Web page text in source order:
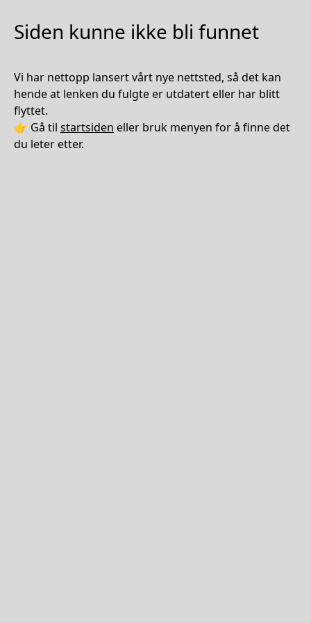
Siden kunne ikke bli funnet
Vi har nettopp lansert vårt nye nettsted, så det kan
hende at lenken du fulgte er utdatert eller har blitt
flyttet.
👉 Gå til startsiden eller bruk menyen for å finne det
du leter etter.